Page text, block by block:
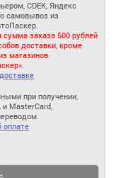
CDEK, Яндекс
самовывоз из
заказа 500 рублей
доставки, кроме
магазинов
при получении,
и MasterCard,
оплате